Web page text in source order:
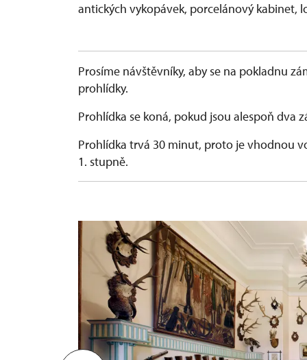
antických vykopávek, porcelánový kabinet,
Prosíme návštěvníky, aby se na pokladnu
prohlídky.
Prohlídka se koná, pokud jsou alespoň dva
Prohlídka trvá 30 minut, proto je vhodnou
1. stupně.